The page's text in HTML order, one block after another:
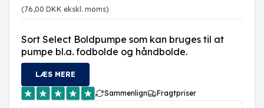
(76,00 DKK ekskl. moms)
Sort Select Boldpumpe som kan bruges til at
pumpe bl.a. fodbolde og håndbolde.
LÆS MERE
Sammenlign Fragtpriser